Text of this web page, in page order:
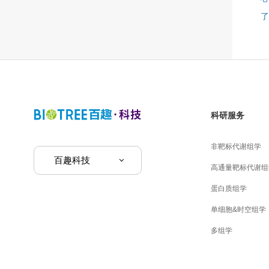
百趣科技
科研服务
非靶标代谢组学
高通量靶标代谢
蛋白质组学
单细胞&时空组学
多组学